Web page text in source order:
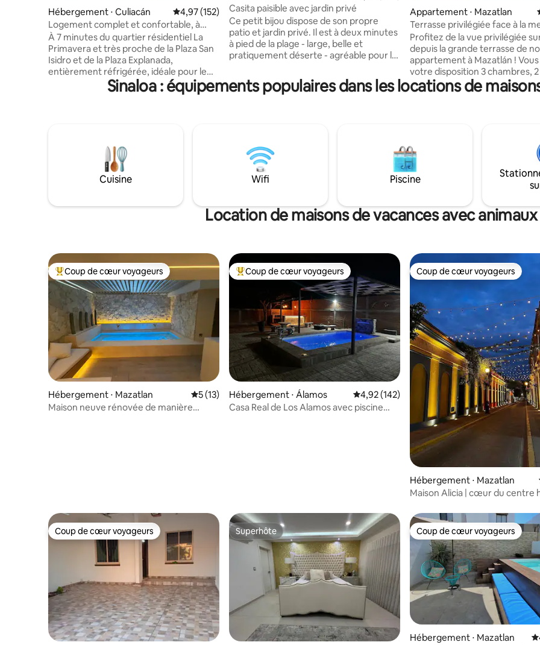
Hébergement ⋅ Culiacán Évaluation moyenne sur la base de 152 commentaires : 4,97 sur 5
4,97 (152)
Logement complet et confortable, à
proximité de tout !
À 7 minutes du quartier résidentiel La
Primavera et très proche de la Plaza San
Isidro et de la Plaza Explanada,
entièrement réfrigérée, idéale pour le
travail ou les loisirs, avec beaucoup
d'espace pour vos amis et un garage
espace de travail, des services Internet
et TV (smart et câble), à proximité de la
blanchisserie, de plats préparés, de
magasins en libre-service, d'une salle de
o
Casita paisible avec jardin privé
Ce petit bijou dispose de son propre
patio et jardin privé. Il est à deux minutes
à pied de la plage - large, belle et
pratiquement déserte - agréable pour la
centre de la ville, à quelques pas des
restaurants et des prestataires
sérieux. Nous avons mis un minimum de
2 jours entre les voyageurs. Pendant ce
temps, nous nettoyons, désinfectons et
ventilons la propriété.
Appartement ⋅ Mazatlan
Terrasse privilégiée face à la
Malecon
Profitez de la vue privilégiée
depuis la grande terrasse de
appartement à Mazatlán ! Vous aurez à
votre disposition 3 chambres, 2
bains complètes et une
avec une vue enviable d'où
visitez les meilleurs restaurants
touristiques disponibles à
minutes à pied. Réservez dès aujourd'hui
et déconnectez-vous de la
la mer de Mazatlán !
Sinaloa : équipements populaires dans les locations de
Cuisine Wifi Piscine
Location de maisons de vacances avec
Coups de cœur voyageurs les plus appréciés
Coup de cœur voyageurs
Hébergement ⋅ Mazatlan Évaluation moyenne sur la base de 13 commentaires : 5 sur 5
5 (13)
Maison neuve rénovée de manière
Coups de cœur voyageurs les plus appréciés
Coup de cœur voyageurs
Hébergement ⋅ Álamos Évaluation moyenne sur la base de 142
4,92 (142)
Casa Real de Los Alamos avec piscine
Coup de cœur voyageurs
Coup de cœur voyageurs
Hébergement ⋅ Mazatlan
Maison Alicia | cœur du centre
Coup de cœur voyageurs
Coup de cœur voyageurs Superhôte
Superhôte Coup de cœur voyageurs
Coup de cœur voyageurs
Hébergement ⋅ Mazatlan